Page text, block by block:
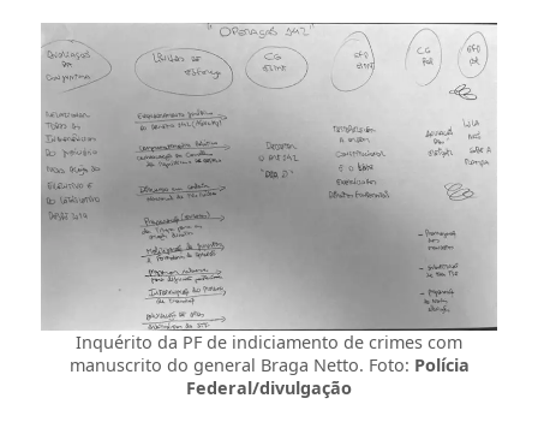
Inquérito da PF de indiciamento de crimes com
manuscrito do general Braga Netto. Foto: Polícia
Federal/divulgação